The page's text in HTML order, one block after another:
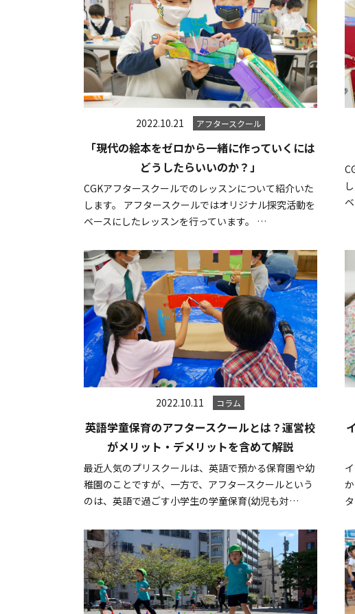
2022.10.21 アフタースクール
「現代の絵本をゼロから一緒に作っていくには
どうしたらいいのか？」
CGKアフタースクールでのレッスンについて紹介いた
します。 アフタースクールではオリジナル探究活動を
ベースにしたレッスンを行っています。 …
2022.10.11 コラム
英語学童保育のアフタースクールとは？運営校
がメリット・デメリットを含めて解説
最近人気のプリスクールは、英語で預かる保育園や幼
稚園のことですが、一方で、アフタースクールという
のは、英語で過ごす小学生の学童保育(幼児も対…